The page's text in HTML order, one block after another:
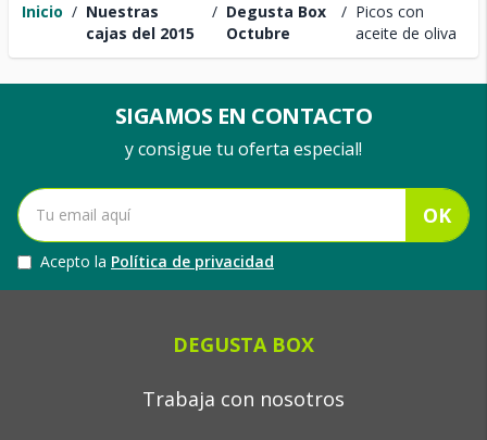
Inicio / Nuestras
cajas del 2015
/ Degusta Box
Octubre
/ Picos con
aceite de oliva
SIGAMOS EN CONTACTO
y consigue tu oferta especial!
OK
Acepto la Política de privacidad
DEGUSTA BOX
Trabaja con nosotros